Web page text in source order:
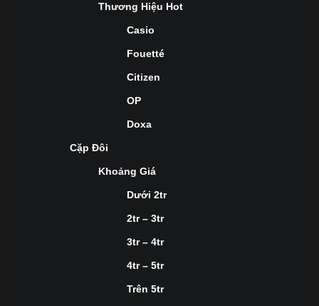
Thương Hiệu Hot
Casio
Fouetté
Citizen
OP
Doxa
Cặp Đôi
Khoảng Giá
Dưới 2tr
2tr – 3tr
3tr – 4tr
4tr – 5tr
Trên 5tr